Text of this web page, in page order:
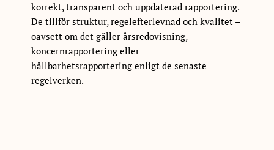
korrekt, transparent och uppdaterad rapportering.
De tillför struktur, regelefterlevnad och kvalitet –
oavsett om det gäller årsredovisning,
koncernrapportering eller
hållbarhetsrapportering enligt de senaste
regelverken.